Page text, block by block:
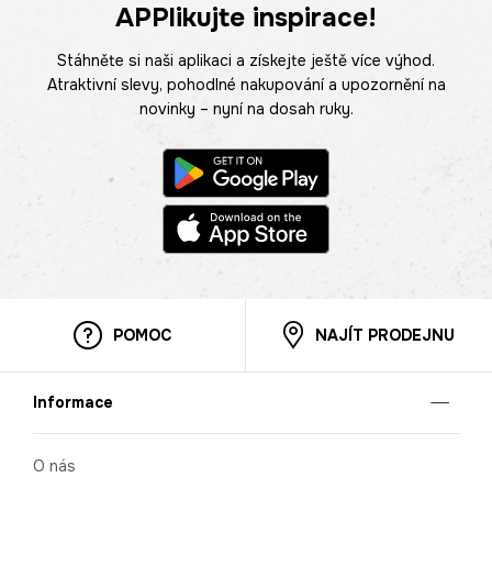
APPlikujte inspirace!
Stáhněte si naši aplikaci a získejte ještě více výhod.
Atraktivní slevy, pohodlné nakupování a upozornění na
novinky – nyní na dosah ruky.
POMOC NAJÍT PRODEJNU
Informace
O nás